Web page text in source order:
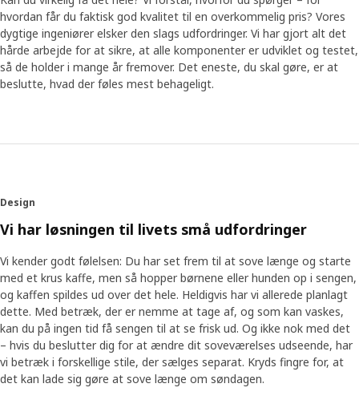
hvordan får du faktisk god kvalitet til en overkommelig pris? Vores
dygtige ingeniører elsker den slags udfordringer. Vi har gjort alt det
hårde arbejde for at sikre, at alle komponenter er udviklet og testet,
så de holder i mange år fremover. Det eneste, du skal gøre, er at
beslutte, hvad der føles mest behageligt.
Design
Vi har løsningen til livets små udfordringer
Vi kender godt følelsen: Du har set frem til at sove længe og starte
med et krus kaffe, men så hopper børnene eller hunden op i sengen,
og kaffen spildes ud over det hele. Heldigvis har vi allerede planlagt
dette. Med betræk, der er nemme at tage af, og som kan vaskes,
kan du på ingen tid få sengen til at se frisk ud. Og ikke nok med det
– hvis du beslutter dig for at ændre dit soveværelses udseende, har
vi betræk i forskellige stile, der sælges separat. Kryds fingre for, at
det kan lade sig gøre at sove længe om søndagen.